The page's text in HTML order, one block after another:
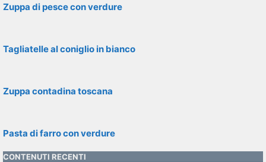
Zuppa di pesce con verdure
Tagliatelle al coniglio in bianco
Zuppa contadina toscana
Pasta di farro con verdure
CONTENUTI RECENTI